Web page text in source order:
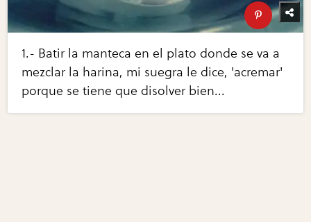
1.- Batir la manteca en el plato donde se va a
mezclar la harina, mi suegra le dice, 'acremar'
porque se tiene que disolver bien...